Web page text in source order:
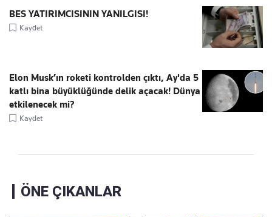
BES YATIRIMCISININ YANILGISI!
Kaydet
Elon Musk’ın roketi kontrolden çıktı, Ay'da 5
katlı bina büyüklüğünde delik açacak! Dünya
etkilenecek mi?
Kaydet
ÖNE ÇIKANLAR